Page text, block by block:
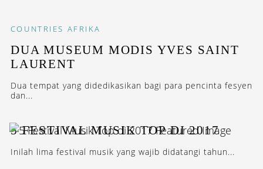
COUNTRIES AFRIKA
DUA MUSEUM MODIS YVES SAINT
LAURENT
Dua tempat yang didedikasikan bagi para pencinta fesyen
dan...
5 FESTIVAL MUSIK TOP DI 2017
Inilah lima festival musik yang wajib didatangi tahun...